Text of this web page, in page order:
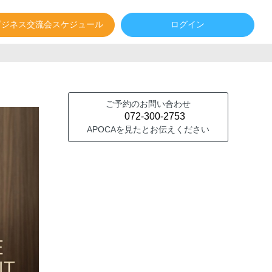
ログイン
ネス交流会スケジュール
ご予約のお問い合わせ
072-300-2753
APOCAを見たとお伝えください